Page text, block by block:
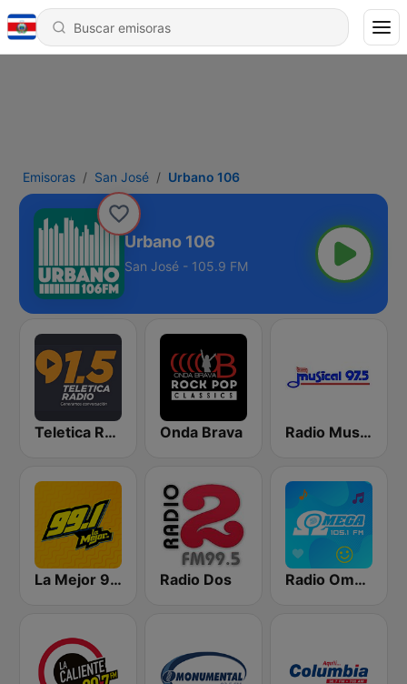
Emisoras San José Urbano 106
Urbano 106
San José - 105.9 FM
Teletica Radio 91.5 FM Onda Brava Radio Musical
La Mejor 99.1 Radio Dos Radio Omega Stereo